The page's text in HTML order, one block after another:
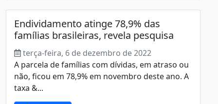
Endividamento atinge 78,9% das
famílias brasileiras, revela pesquisa
terça-feira, 6 de dezembro de 2022
A parcela de famílias com dívidas, em atraso ou
não, ficou em 78,9% em novembro deste ano. A
taxa &...